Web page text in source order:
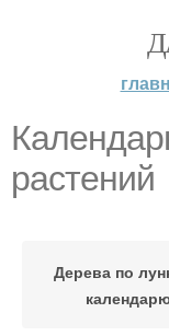
растений
Дерева по